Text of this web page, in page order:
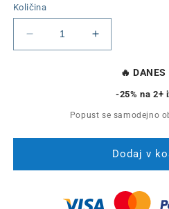
Količina
Pomanjšaš
količino
Zapestnica
Povečaj
količino
Moška
Zapestnica
🔥DANES
-25% na 2+
Popust se samodejno
Dodaj v